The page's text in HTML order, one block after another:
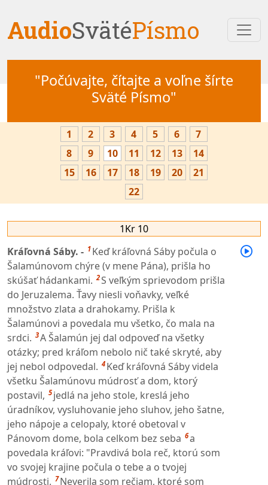
AudioSvätéPísmo
"Počúvajte, čítajte a voľne šírte
Sväté Písmo"
1 2 3 4 5 6
7
8
9 10 11 12 13
14
15
16 17 18 19 20
21
22
1Kr 10
Kráľovná Sáby. - 1 Keď kráľovná Sáby počula o
Šalamúnovom chýre (v mene Pána), prišla ho
skúšať hádankami. 2S veľkým sprievodom prišla
do Jeruzalema. Ťavy niesli voňavky, veľké
množstvo zlata a drahokamy. Prišla k
Šalamúnovi a povedala mu všetko, čo mala na
srdci. 3A Šalamún jej dal odpoveď na všetky
otázky; pred kráľom nebolo nič také skryté, aby
jej nebol odpovedal. 4 Keď kráľovná Sáby videla
všetku Šalamúnovu múdrosť a dom, ktorý
postavil, 5 jedlá na jeho stole, kreslá jeho
úradníkov, vysluhovanie jeho sluhov, jeho šatne,
jeho nápoje a celopaly, ktoré obetoval v
Pánovom dome, bola celkom bez seba 6a
povedala kráľovi: "Pravdivá bola reč, ktorú som
vo svojej krajine počula o tebe a o tvojej
múdrosti. 7 Neverila som rečiam, ktoré som